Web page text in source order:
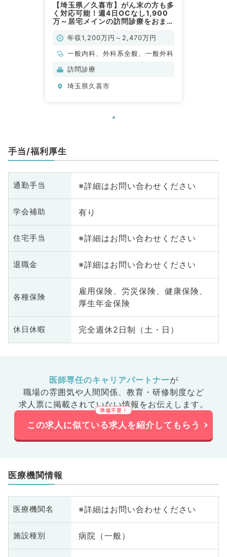
【埼玉県／久喜市】がん末の方も多
く対応可能！週4日OCなし1,900
万～居宅メインの訪問診療をおまか
年収1,200万円～2,470万円
一般内科、外科系全般、一般外科
訪問診療
埼玉県久喜市
手当/福利厚生
通勤手当 ※詳細はお問い合わせください
学会補助 有り
住宅手当 ※詳細はお問い合わせください
退職金 ※詳細はお問い合わせください
各種保険
雇用保険、労災保険、健康保険、
厚生年金保険
休日休暇 完全週休2日制（土・日）
医師専任のキャリアパートナーが
職場の雰囲気や人間関係、 教育・研修制度など
求人票に掲載されていない情報をお伝えします。
この求人に似ている求人を紹介してもらう
医療機関情報
医療機関名 ※詳細はお問い合わせください
施設種別 病院（一般）